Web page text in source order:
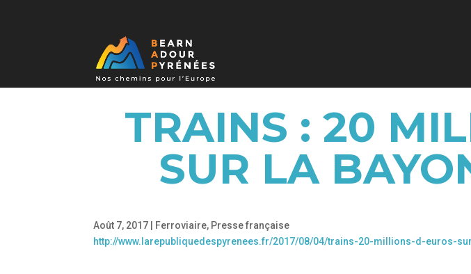
TRAINS : 20
SUR LA
Août 7, 2017 Ferroviaire, Presse française
http://www.larepubliquedespyrenees.fr/2017/08/04/trains-20-millions-d-euros-